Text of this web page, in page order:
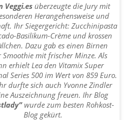
Veggi.es überzeugte die Jury mit
Herangehensweise und
Ihr Siegergericht: Zucchinipasta
Basilikum-Crème und krossen
Dazu gab es einen Birnen
Smoothie mit frischer Minze. Als
erhielt Lea den Vitamix Super
Series 500 im Wert von 859 Euro.
durfte sich auch Yvonne Zindler
Auszeichnung freuen. Ihr Blog
wurde zum besten Rohkost-
Blog gekürt.